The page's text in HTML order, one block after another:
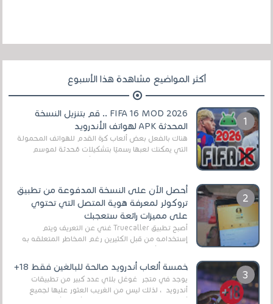
أكثر المواضيع مشاهدة هذا الأسبوع
FIFA 16 MOD 2026 .. قم بتنزيل النسخة
المحدثة APK لهواتف الأندرويد
هناك بالفعل بعض ألعاب كرة القدم للهواتف المحمولة
التي يمكنك لعبها رسميًا بتشكيلات مُحدثة لموسم
أحصل الآن على النسخة المدفوعة من تطبيق
تروكولر لمعرفة هوية المتصل التي تحتوي
على مميزات رائعة ستعجبك
أصبح تطبيق Truecaller غني عن التعريف ويتم
إستخدامه من قبل الكثيرين رغم المخاطر المتعلقه به
خمسة ألعاب أندرويد صالحة للبالغين فقط 18+
يوجد في متجر غوغل بلاي عدد كبير من تطبيقات
أندرويد ، لذلك ليس من الغريب العثور عليها لجميع